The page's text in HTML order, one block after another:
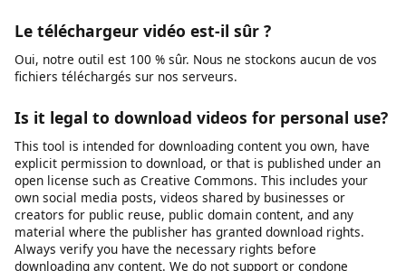
Accédez à notre outil de téléchargement depuis votre
navigateur web.
Saisissez l’URL de la vidéo sélectionnée dans la barre
Choisissez la qualité vidéo souhaitée.
Appuyez sur « Télécharger la vidéo » pour enregistrer le
fichier sur votre appareil.
Le téléchargeur vidéo est-il sûr ?
Oui, notre outil est 100 % sûr. Nous ne stockons aucun de vos
fichiers téléchargés sur nos serveurs.